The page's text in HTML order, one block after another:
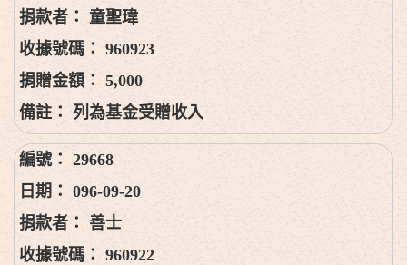
童聖瑋
960923
5,000
列為基金受贈收入
29668
096-09-20
善士
960922